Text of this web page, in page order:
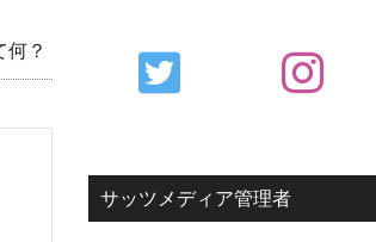
？
Primary
Sidebar
サッツメディア管理者